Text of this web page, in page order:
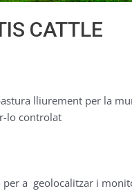
CATTLE
lliurement per la
lo controlat
per a geolocalitzar i